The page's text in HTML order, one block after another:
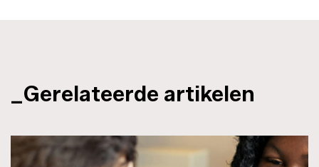
_Gerelateerde artikelen